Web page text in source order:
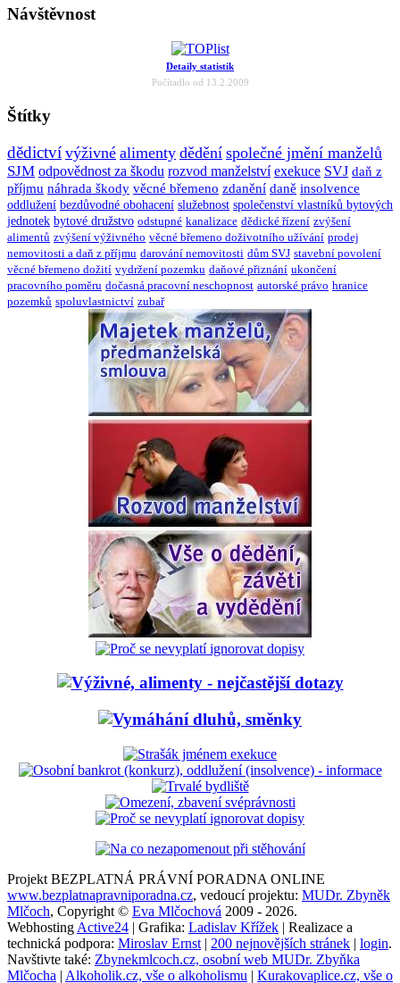
Návštěvnost
Detaily statistik
Počítadlo od 13.2.2009
Štítky
dědictví výživné alimenty dědění společné jmění manželů
SJM odpovědnost za škodu rozvod manželství exekuce SVJ daň z
příjmu náhrada škody věcné břemeno zdanění daně insolvence
oddlužení bezdůvodné obohacení služebnost společenství vlastníků bytových
jednotek bytové družstvo odstupné kanalizace dědické řízení zvýšení
alimentů zvýšení výživného věcné břemeno doživotního užívání prodej
nemovitosti a daň z příjmu darování nemovitosti dům SVJ stavební povolení
věcné břemeno dožití vydržení pozemku daňové přiznání ukončení
pracovního poměru dočasná pracovní neschopnost autorské právo hranice
pozemků spoluvlastnictví zubař
Projekt BEZPLATNÁ PRÁVNÍ PORADNA ONLINE
www.bezplatnapravniporadna.cz, vedoucí projektu: MUDr. Zbyněk
Mlčoch, Copyright © Eva Mlčochová 2009 - 2026.
Webhosting Active24 | Grafika: Ladislav Křížek | Realizace a
technická podpora: Miroslav Ernst | 200 nejnovějších stránek | login.
Navštivte také: Zbynekmlcoch.cz, osobní web MUDr. Zbyňka
Mlčocha | Alkoholik.cz, vše o alkoholismu | Kurakovaplice.cz, vše o